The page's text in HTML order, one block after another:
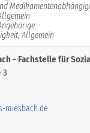
Allgemein
- Fachstelle für
3
miesbach.de